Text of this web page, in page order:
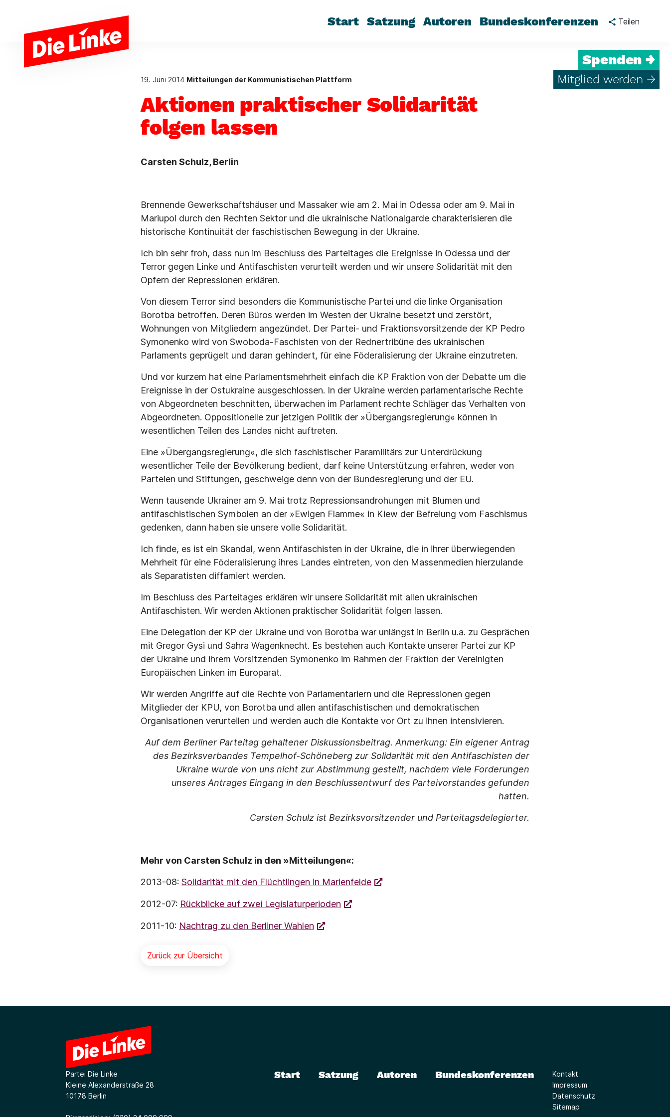
Start Satzung Autoren Bundeskonferenzen Teilen
Spenden →
Mitglied werden →
19. Juni 2014 Mitteilungen der Kommunistischen Plattform
Aktionen praktischer Solidarität
folgen lassen
Carsten Schulz, Berlin
Brennende Gewerkschaftshäuser und Massaker wie am 2. Mai in Odessa oder am 9. Mai in
Mariupol durch den Rechten Sektor und die ukrainische Nationalgarde charakterisieren die
historische Kontinuität der faschistischen Bewegung in der Ukraine.
Ich bin sehr froh, dass nun im Beschluss des Parteitages die Ereignisse in Odessa und der
Terror gegen Linke und Antifaschisten verurteilt werden und wir unsere Solidarität mit den
Opfern der Repressionen erklären.
Von diesem Terror sind besonders die Kommunistische Partei und die linke Organisation
Borotba betroffen. Deren Büros werden im Westen der Ukraine besetzt und zerstört,
Wohnungen von Mitgliedern angezündet. Der Partei- und Fraktionsvorsitzende der KP Pedro
Symonenko wird von Swoboda-Faschisten von der Rednertribüne des ukrainischen
Parlaments geprügelt und daran gehindert, für eine Föderalisierung der Ukraine einzutreten.
Und vor kurzem hat eine Parlamentsmehrheit einfach die KP Fraktion von der Debatte um die
Ereignisse in der Ostukraine ausgeschlossen. In der Ukraine werden parlamentarische Rechte
von Abgeordneten beschnitten, überwachen im Parlament rechte Schläger das Verhalten von
Abgeordneten. Oppositionelle zur jetzigen Politik der »Übergangsregierung« können in
wesentlichen Teilen des Landes nicht auftreten.
Eine »Übergangsregierung«, die sich faschistischer Paramilitärs zur Unterdrückung
wesentlicher Teile der Bevölkerung bedient, darf keine Unterstützung erfahren, weder von
Parteien und Stiftungen, geschweige denn von der Bundesregierung und der EU.
Wenn tausende Ukrainer am 9. Mai trotz Repressionsandrohungen mit Blumen und
antifaschistischen Symbolen an der »Ewigen Flamme« in Kiew der Befreiung vom Faschismus
gedenken, dann haben sie unsere volle Solidarität.
Ich finde, es ist ein Skandal, wenn Antifaschisten in der Ukraine, die in ihrer überwiegenden
Mehrheit für eine Föderalisierung ihres Landes eintreten, von den Massenmedien hierzulande
als Separatisten diffamiert werden.
Im Beschluss des Parteitages erklären wir unsere Solidarität mit allen ukrainischen
Antifaschisten. Wir werden Aktionen praktischer Solidarität folgen lassen.
Eine Delegation der KP der Ukraine und von Borotba war unlängst in Berlin u.a. zu Gesprächen
mit Gregor Gysi und Sahra Wagenknecht. Es bestehen auch Kontakte unserer Partei zur KP
der Ukraine und ihrem Vorsitzenden Symonenko im Rahmen der Fraktion der Vereinigten
Europäischen Linken im Europarat.
Wir werden Angriffe auf die Rechte von Parlamentariern und die Repressionen gegen
Mitglieder der KPU, von Borotba und allen antifaschistischen und demokratischen
Organisationen verurteilen und werden auch die Kontakte vor Ort zu ihnen intensivieren.
Auf dem Berliner Parteitag gehaltener Diskussionsbeitrag. Anmerkung: Ein eigener Antrag
des Bezirksverbandes Tempelhof-Schöneberg zur Solidarität mit den Antifaschisten der
Ukraine wurde von uns nicht zur Abstimmung gestellt, nachdem viele Forderungen
unseres Antrages Eingang in den Beschlussentwurf des Parteivorstandes gefunden
hatten.
Carsten Schulz ist Bezirksvorsitzender und Parteitagsdelegierter.
Mehr von Carsten Schulz in den »Mitteilungen«:
2013-08: Solidarität mit den Flüchtlingen in Marienfelde
2012-07: Rückblicke auf zwei Legislaturperioden
2011-10: Nachtrag zu den Berliner Wahlen
Zurück zur Übersicht
Partei Die Linke
Kleine Alexanderstraße 28
10178 Berlin
Start Satzung Autoren Bundeskonferenzen
Kontakt
Impressum
Datenschutz
Sitemap